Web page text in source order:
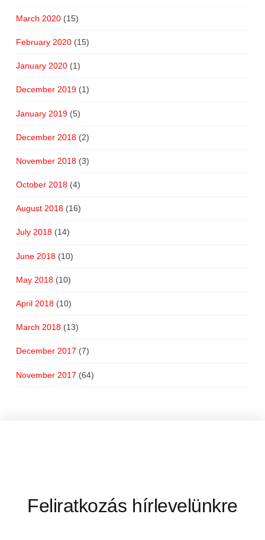
March 2020(15)
February 2020(15)
January 2020(1)
December 2019(1)
January 2019(5)
December 2018(2)
November 2018(3)
October 2018(4)
August 2018(16)
July 2018(14)
June 2018(10)
May 2018(10)
April 2018(10)
March 2018(13)
December 2017 (7)
November 2017 (64)
Feliratkozás hírlevelünkre